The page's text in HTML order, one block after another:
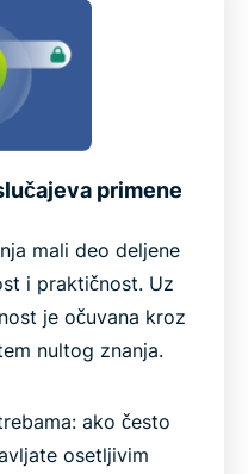
primene
mali deo deljene
i praktičnost. Uz
je očuvana kroz
nultog znanja.
ako često
osetljivim